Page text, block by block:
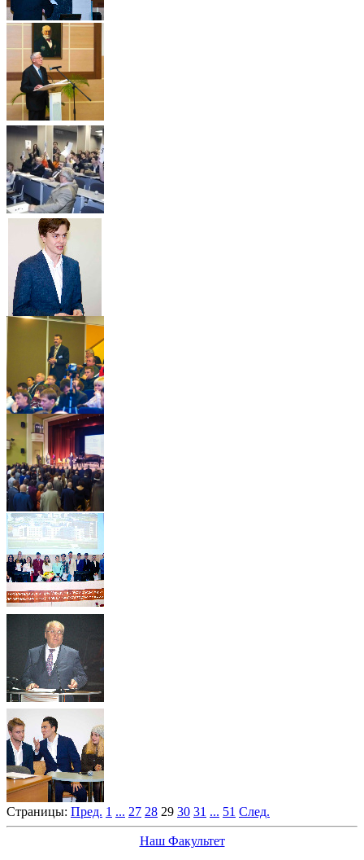
Страницы: Пред. 1 ... 27 28 29 30 31 ... 51 След.
Наш Факультет